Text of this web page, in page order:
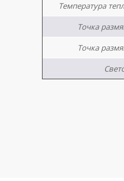
Температура
Точка
Точка